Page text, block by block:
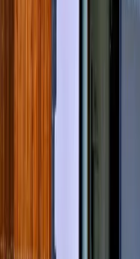
gecelik en düşük fiyat
Giriş - Çıkış Tarihi